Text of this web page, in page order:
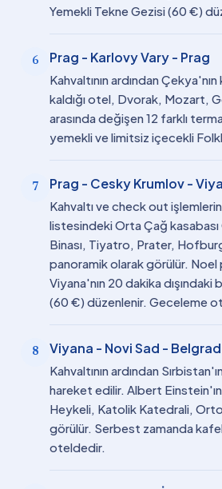
Yemekli Tekne Gezisi (60 €)
6 Prag - Karlovy Vary - Prag
Kahvaltının ardından
kaldığı otel, Dvorak, Mozart,
arasında değişen 12 farklı
yemekli ve limitsiz içecekli
7 Prag - Cesky Krumlov -
Kahvaltı ve check out
listesindeki Orta Çağ
Binası, Tiyatro, Prater,
panoramik olarak görülür. Noel
Viyana'nın 20 dakika
(60 €) düzenlenir. Geceleme
8 Viyana - Novi Sad - Belgrad
Kahvaltının ardından
hareket edilir. Albert
Heykeli, Katolik Katedrali,
görülür. Serbest zamanda
oteldedir.